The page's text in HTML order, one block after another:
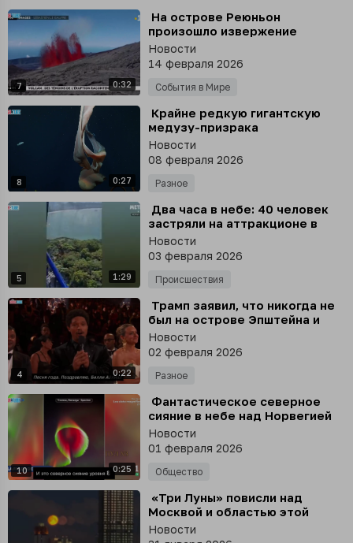
7 0:32
⁣ На острове Реюньон
произошло извержение
вулкана Питон-де-ла-Фурнез,
- агентство Orange
Новости
14 февраля 2026
События в Мире
8 0:27
⁣ Крайне редкую гигантскую
медузу-призрака
Stygiomedusa gigantea сняли
на видео у берегов Аргентины
Новости
08 февраля 2026
Разное
5 1:29
⁣ Два часа в небе: 40 человек
застряли на аттракционе в
Бразилии
Новости
03 февраля 2026
Происшествия
4 0:22
⁣ Трамп заявил, что никогда не
был на острове Эпштейна и
даже близко к нему
Новости
02 февраля 2026
Разное
10 0:25
⁣ Фантастическое северное
сияние в небе над Норвегией
Новости
01 февраля 2026
Общество
⁣ «Три Луны» повисли над
Москвой и областью этой
ночью - редкое явление
называется «парселена»
Новости